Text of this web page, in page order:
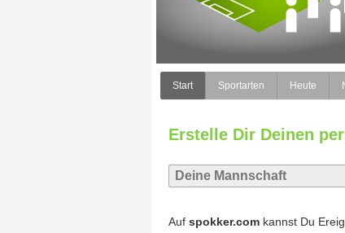
Start Sportarten Heute
Erstelle Dir Deinen
Auf spokker.com kannst Du